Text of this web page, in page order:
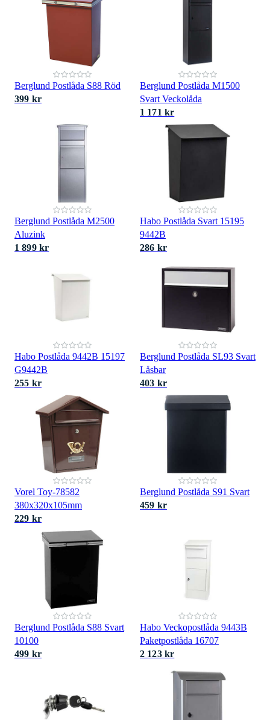
Berglund Postlåda S88 Röd
399 kr
Berglund Postlåda M1500
Svart Veckolåda
1 171 kr
Berglund Postlåda M2500
Aluzink
1 899 kr
Habo Postlåda Svart 15195
9442B
286 kr
Habo Postlåda 9442B 15197
G9442B
255 kr
Berglund Postlåda SL93 Svart
Låsbar
403 kr
Vorel Toy-78582
380x320x105mm
229 kr
Berglund Postlåda S91 Svart
459 kr
Berglund Postlåda S88 Svart
10100
499 kr
Habo Veckopostlåda 9443B
Paketpostlåda 16707
2 123 kr